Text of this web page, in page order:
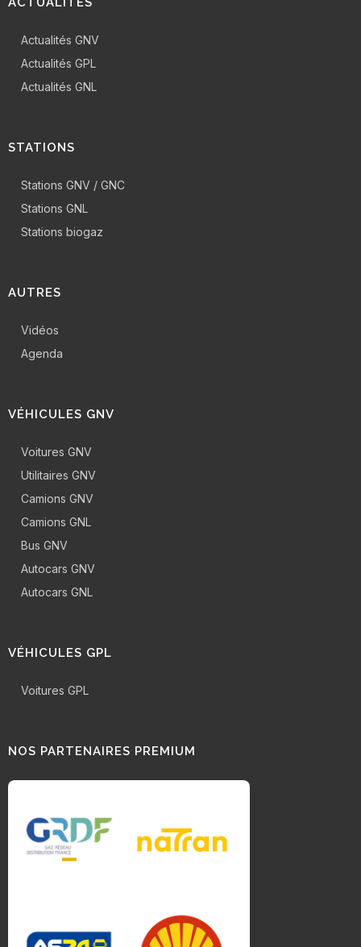
Actualités GNV
Actualités GPL
Actualités GNL
STATIONS
Stations GNV / GNC
Stations GNL
Stations biogaz
AUTRES
Vidéos
Agenda
VÉHICULES GNV
Voitures GNV
Utilitaires GNV
Camions GNV
Camions GNL
Bus GNV
Autocars GNV
Autocars GNL
VÉHICULES GPL
Voitures GPL
NOS PARTENAIRES PREMIUM